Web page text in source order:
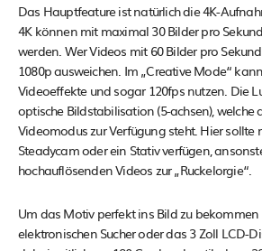
Das Hauptfeature ist natürlich die 4K-
4K können mit maximal 30 Bilder pro
werden. Wer Videos mit 60 Bilder pro
1080p ausweichen. Im „Creative Mode“
Videoeffekte und sogar 120fps nutzen. Die
optische Bildstabilisation (5-achsen), welche
Videomodus zur Verfügung steht. Hier sollte
Steadycam oder ein Stativ verfügen,
hochauflösenden Videos zur „Ruckelorgie“.
Um das Motiv perfekt ins Bild zu
elektronischen Sucher oder das 3 Zoll LCD-